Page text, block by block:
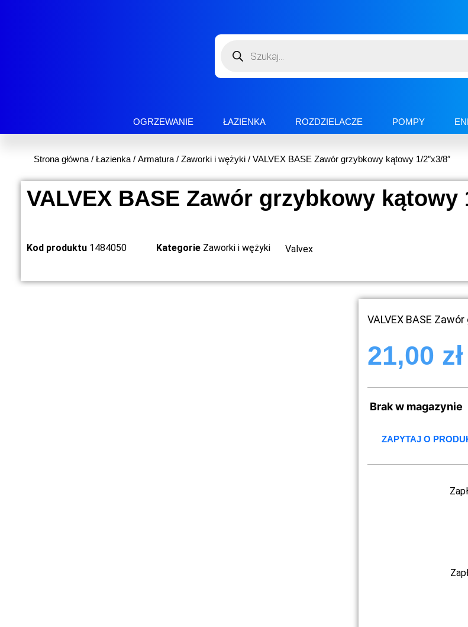
OGRZEWANIE ŁAZIENKA ROZDZIELACZE POMPY
Strona główna / Łazienka / Armatura / Zaworki i wężyki / VALVEX BASE Zawór grzybkowy kątowy 1/2″x3/8″
VALVEX BASE Zawór grzybkowy kątowy
Kod produktu 1484050 Kategorie Zaworki i wężyki Valvex
VALVEX BASE
21,00 zł
Brak w magazynie
ZAPYTAJ O